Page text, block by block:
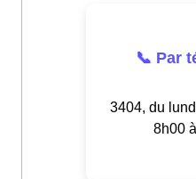
📞 Par
3404, du
8h00